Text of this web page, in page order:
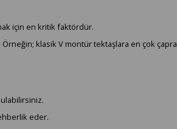
için en kritik faktördür.
klasik V montür tektaşlara en çok çapraz
eder.